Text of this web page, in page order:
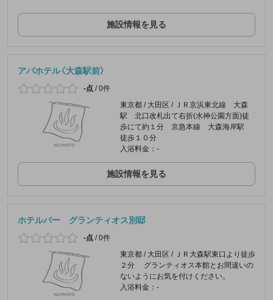
施設情報を見る
アパホテル〈大森駅前〉
-点 /0件
東京都 / 大田区 / ＪＲ京浜東北線 大森
駅 北口改札出て右折(水神公園方面)徒
歩にて約１分 京急本線 大森海岸駅
徒歩１０分
入浴料金：-
施設情報を見る
ホテルバー グランティオス別邸
-点 /0件
東京都 / 大田区 / ＪＲ大森駅東口より徒歩
２分 グランティオス本館とお間違いの
ないようにお気を付けください。
入浴料金：-